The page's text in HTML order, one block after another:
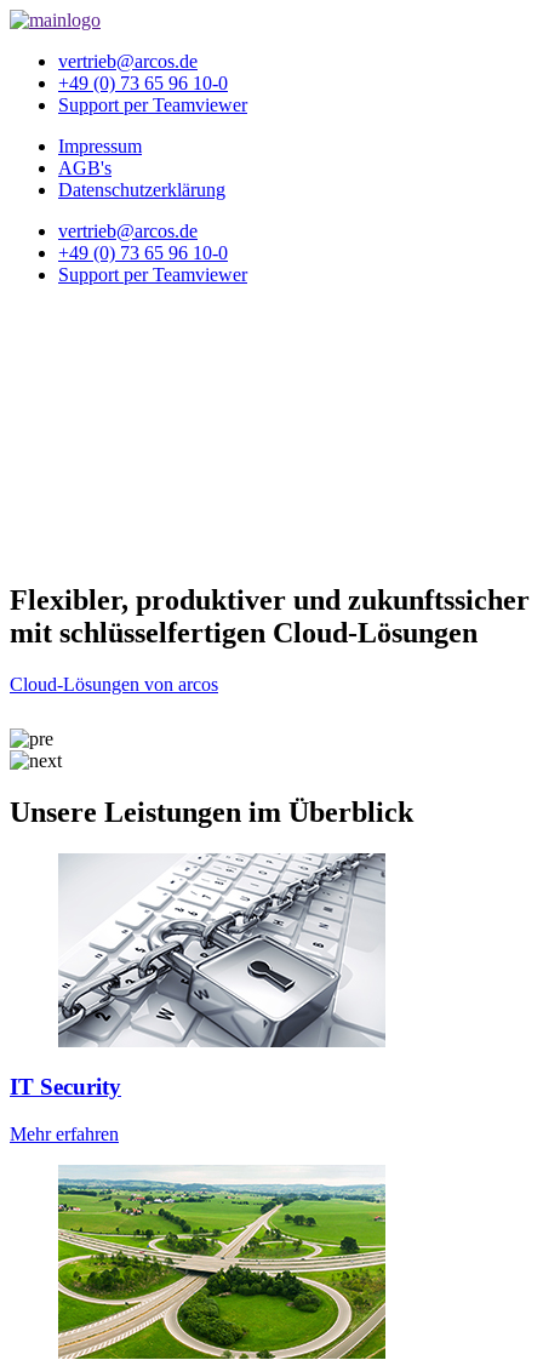
vertrieb@arcos.de
+49 (0) 73 65 96 10-0
Support per Teamviewer
Impressum
AGB's
Datenschutzerklärung
vertrieb@arcos.de
+49 (0) 73 65 96 10-0
Support per Teamviewer
Flexibler, produktiver und zukunftssicher
mit schlüsselfertigen Cloud-Lösungen
Cloud-Lösungen von arcos
Unsere Leistungen im Überblick
IT Security
Mehr erfahren